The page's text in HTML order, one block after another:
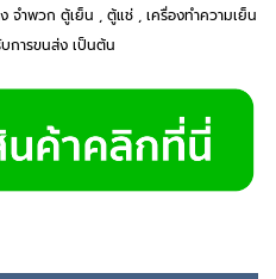
ำพวก ตู้เย็น , ตู้แช่ , เครื่องทำความเย็น
บการขนส่ง เป็นต้น
13.6 kg. ชิ้น